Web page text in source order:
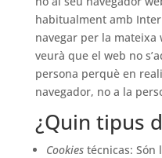
habitualment amb
navegar per la mateixa
veurà que el web no
persona perquè en
navegador, no a la
¿Quin tipus
Cookiestécnicas: Són